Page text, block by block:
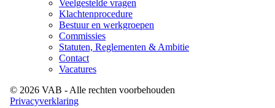
Veelgestelde vragen
Klachtenprocedure
Bestuur en werkgroepen
Commissies
Statuten, Reglementen & Ambitie
Contact
Vacatures
© 2026 VAB - Alle rechten voorbehouden
Privacyverklaring